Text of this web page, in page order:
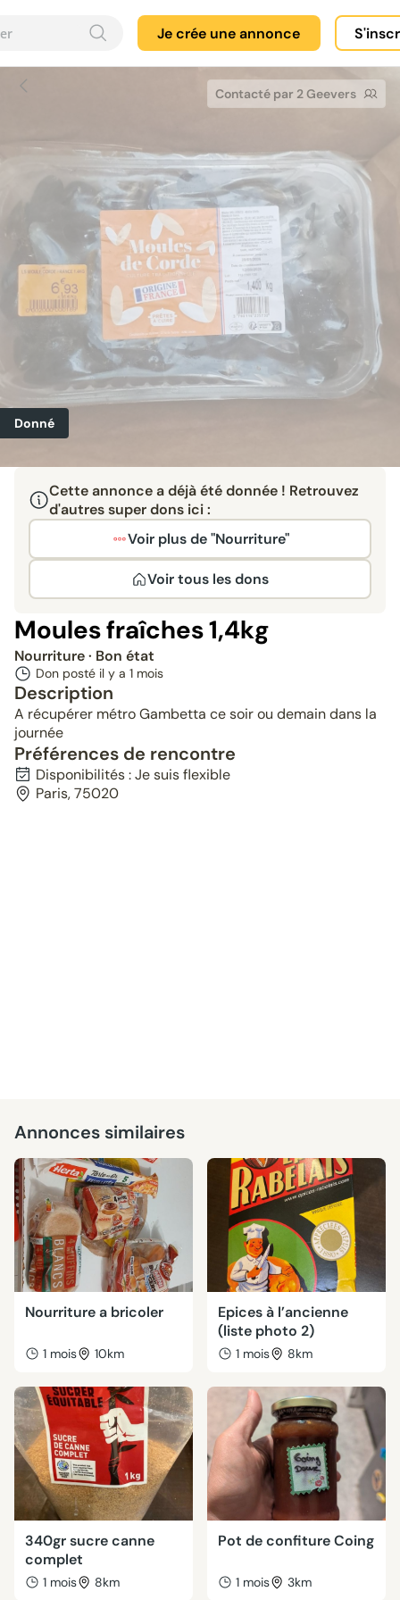
Je crée une annonce
Contacté par 2 Geevers
Donné
Cette annonce a déjà été donnée ! Retrouvez
d'autres super dons ici :
Voir plus de "Nourriture"
Voir tous les dons
Moules fraîches 1,4kg
Nourriture· Bon état
Don posté il y a 1 mois
Description
A récupérer métro Gambetta ce soir ou demain dans la
journée
Préférences de rencontre
Disponibilités : Je suis flexible
Paris, 75020
Annonces similaires
Nourriture a bricoler
1 mois 10km
Epices à l’ancienne
(liste photo 2)
1 mois 8km
340gr sucre canne
complet
1 mois 8km
Pot de confiture Coing
1 mois 3km